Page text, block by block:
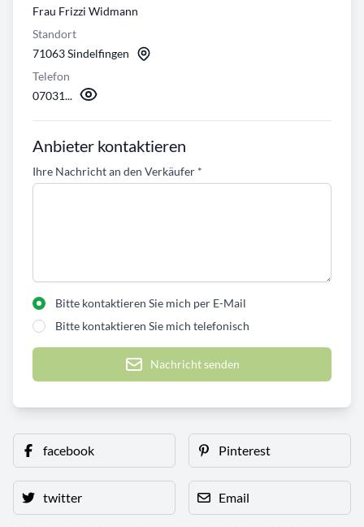
Frau Frizzi Widmann
Standort
71063 Sindelfingen
Telefon
07031...
Anbieter kontaktieren
Ihre Nachricht an den Verkäufer *
Bitte kontaktieren Sie mich per E-Mail
Bitte kontaktieren Sie mich telefonisch
Nachricht senden
facebook Pinterest
twitter Email